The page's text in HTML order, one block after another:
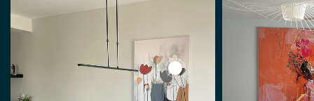
View Abstrakte Blumen von